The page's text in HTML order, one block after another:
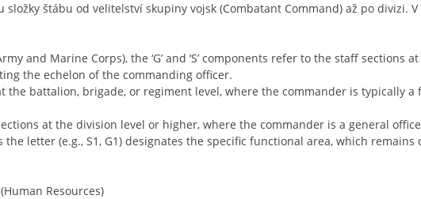
složky štábu od velitelství skupiny vojsk (Combatant Command) až po divizi.
and Marine Corps), the ‘G’ and ‘S’ components refer to the staff sections
the echelon of the commanding officer.
the battalion, brigade, or regiment level, where the commander is typically a
at the division level or higher, where the commander is a general
letter (e.g., S1, G1) designates the specific functional area, which
Resources)